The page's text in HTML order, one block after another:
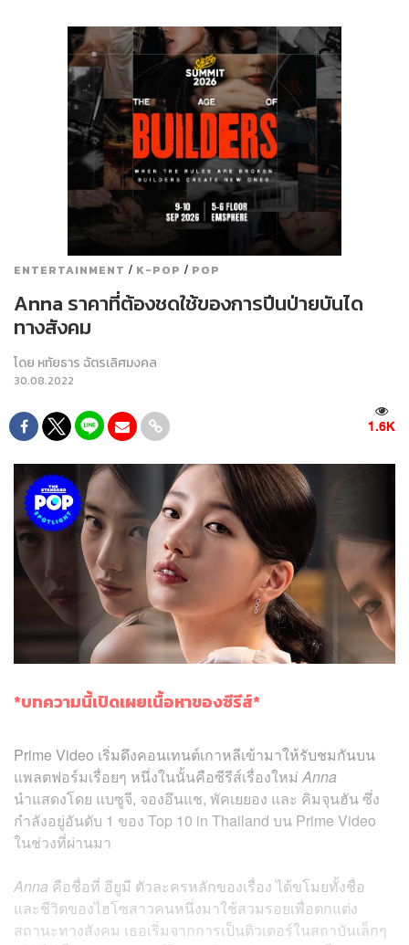
ENTERTAINMENT / K-POP / POP
Anna ราคาที่ต้องชดใช้ของการปีนป่ายบันได
ทางสังคม
โดย หทัยธาร ฉัตรเลิศมงคล
30.08.2022
1.6K
*บทความนี้เปิดเผยเนื้อหาของซีรีส์*
Prime Video เริ่มดึงคอนเทนต์เกาหลีเข้ามาให้รับชมกันบน
แพลตฟอร์มเรื่อยๆ หนึ่งในนั้นคือซีรีส์เรื่องใหม่Anna
นำแสดงโดย แบซูจี, จองอึนแช, พัคเยยอง และ คิมจุนฮัน ซึ่ง
กำลังอยู่อันดับ 1 ของ Top 10 in Thailand บน Prime Video
ในช่วงที่ผ่านมา
Anna คือชื่อที่ อียูมี ตัวละครหลักของเรื่อง ได้ขโมยทั้งชื่อ
และชีวิตของไฮโซสาวคนหนึ่งมาใช้สวมรอยเพื่อตกแต่ง
สถานะทางสังคม เธอเริ่มจากการเป็นติวเตอร์ในสถาบันเล็กๆ